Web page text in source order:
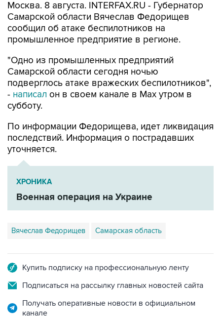
Москва. 8 августа. INTERFAX.RU - Губернатор
Самарской области Вячеслав Федорищев
сообщил об атаке беспилотников на
промышленное предприятие в регионе.
"Одно из промышленных предприятий
Самарской области сегодня ночью
подверглось атаке вражеских беспилотников",
- написал он в своем канале в Max утром в
субботу.
По информации Федорищева, идет ликвидация
последствий. Информация о пострадавших
уточняется.
ХРОНИКА
Военная операция на Украине
Вячеслав Федорищев Самарская область
Купить подписку на профессиональную ленту
Подписаться на рассылку главных новостей сайта
Получать оперативные новости в официальном
канале